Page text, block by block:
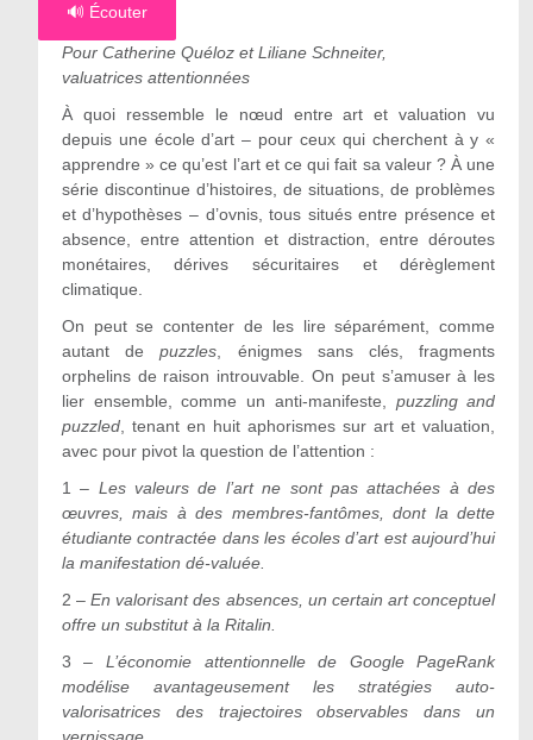
🔊 Écouter
Pour Catherine Quéloz et Liliane Schneiter,
valuatrices attentionnées
À quoi ressemble le nœud entre art et valuation vu
depuis une école d’art – pour ceux qui cherchent à y «
apprendre » ce qu’est l’art et ce qui fait sa valeur ? À une
série discontinue d’histoires, de situations, de problèmes
et d’hypothèses – d’ovnis, tous situés entre présence et
absence, entre attention et distraction, entre déroutes
monétaires, dérives sécuritaires et dérèglement
climatique.
On peut se contenter de les lire séparément, comme
autant depuzzles , énigmes sans clés, fragments
orphelins de raison introuvable. On peut s’amuser à les
lier ensemble, comme un anti-manifeste, puzzling and
puzzled, tenant en huit aphorismes sur art et valuation,
avec pour pivot la question de l’attention :
1 – Les valeurs de l’art ne sont pas attachées à des
œuvres, mais à des membres-fantômes, dont la dette
étudiante contractée dans les écoles d’art est aujourd’hui
la manifestation dé-valuée.
2 –En valorisant des absences, un certain art conceptuel
offre un substitut à la Ritalin.
3 –L’économie attentionnelle de Google PageRank
modélise avantageusement les stratégies auto-
valorisatrices des trajectoires observables dans un
vernissage.